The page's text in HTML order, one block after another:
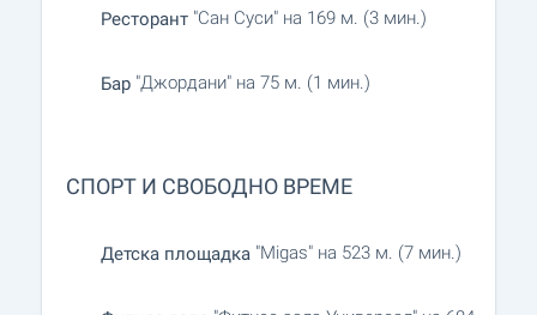
Ресторант "Сан Суси" на 169 м. (3 мин.)
Бар "Джордани" на 75 м. (1 мин.)
СПОРТ И СВОБОДНО ВРЕМЕ
Детска площадка "Migas" на 523 м. (7 мин.)